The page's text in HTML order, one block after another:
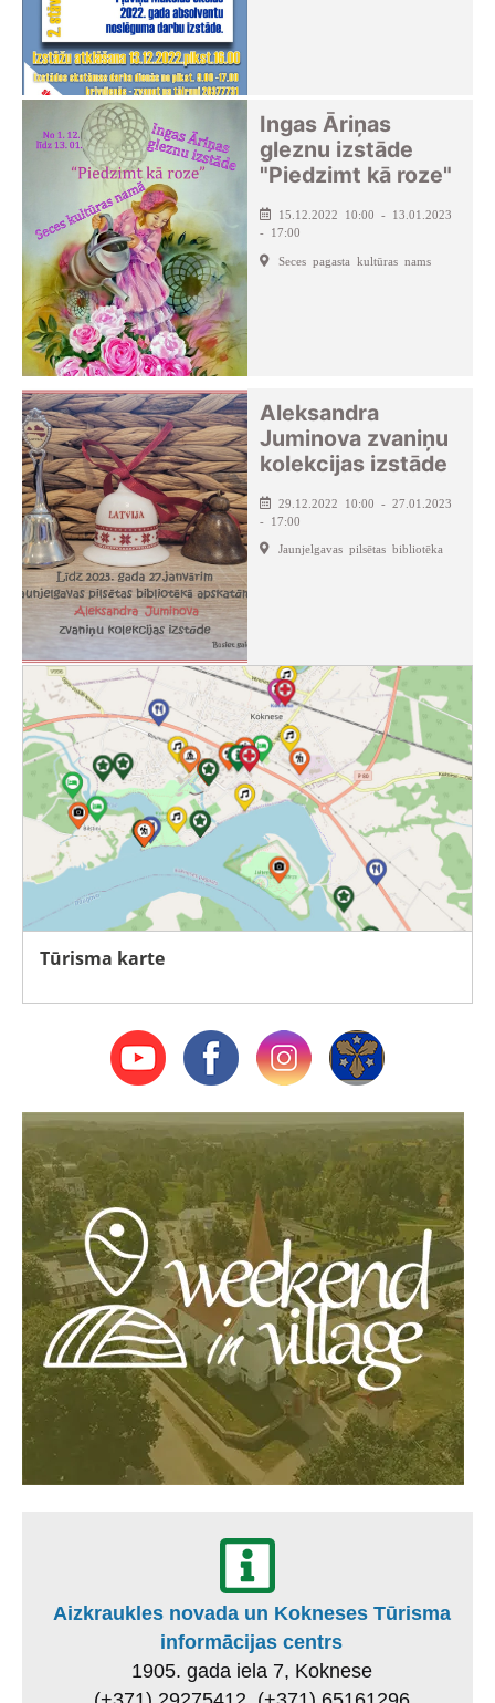
Ingas Āriņas
gleznu izstāde
"Piedzimt kā roze"
15.12.2022 10:00 - 13.01.2023
- 17:00
Seces pagasta kultūras nams
Aleksandra
Juminova zvaniņu
kolekcijas izstāde
29.12.2022 10:00 - 27.01.2023
- 17:00
Jaunjelgavas pilsētas bibliotēka
Tūrisma karte
Aizkraukles novada un Kokneses Tūrisma
informācijas centrs
1905. gada iela 7, Koknese